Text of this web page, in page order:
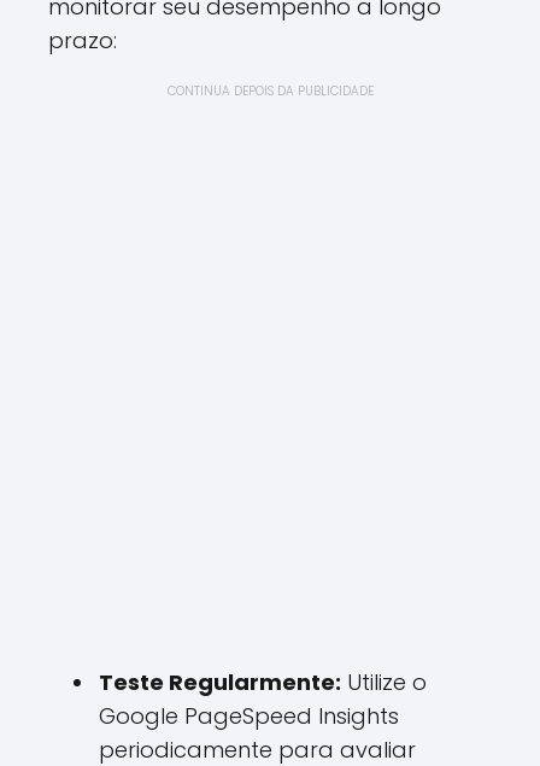
monitorar seu desempenho a longo
prazo:
CONTINUA DEPOIS DA PUBLICIDADE
Teste Regularmente: Utilize o
Google PageSpeed Insights
periodicamente para avaliar